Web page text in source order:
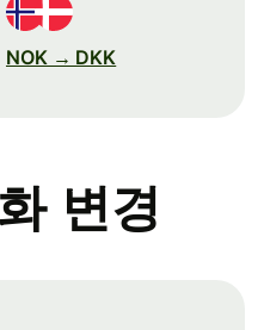
NOK → DKK
변경